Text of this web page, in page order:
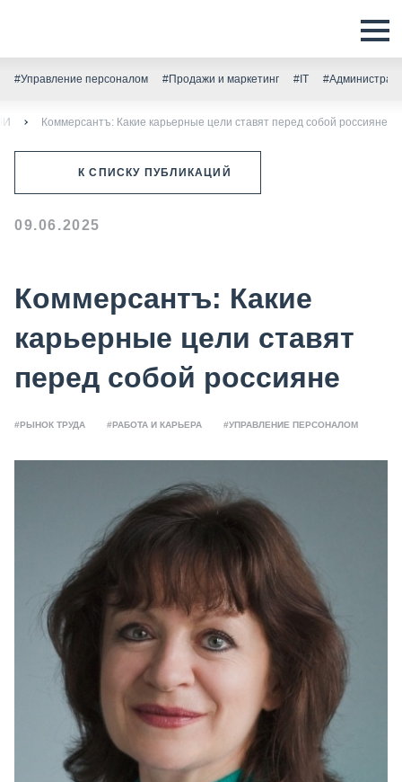
#Управление персоналом #Продажи и маркетинг #IT
Коммерсантъ: Какие карьерные цели ставят перед собой россияне
К СПИСКУ ПУБЛИКАЦИЙ
09.06.2025
Коммерсантъ: Какие
карьерные цели ставят
перед собой россияне
#РЫНОК ТРУДА #РАБОТА И КАРЬЕРА #УПРАВЛЕНИЕ ПЕРСОНАЛОМ